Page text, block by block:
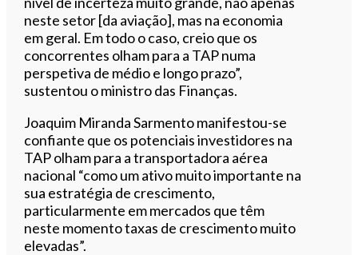
neste setor [da aviação], mas na economia
em geral. Em todo o caso, creio que os
concorrentes olham para a TAP numa
perspetiva de médio e longo prazo”,
sustentou o ministro das Finanças.
Joaquim Miranda Sarmento manifestou-se
confiante que os potenciais investidores na
TAP olham para a transportadora aérea
nacional “como um ativo muito importante na
sua estratégia de crescimento,
particularmente em mercados que têm
neste momento taxas de crescimento muito
elevadas”.